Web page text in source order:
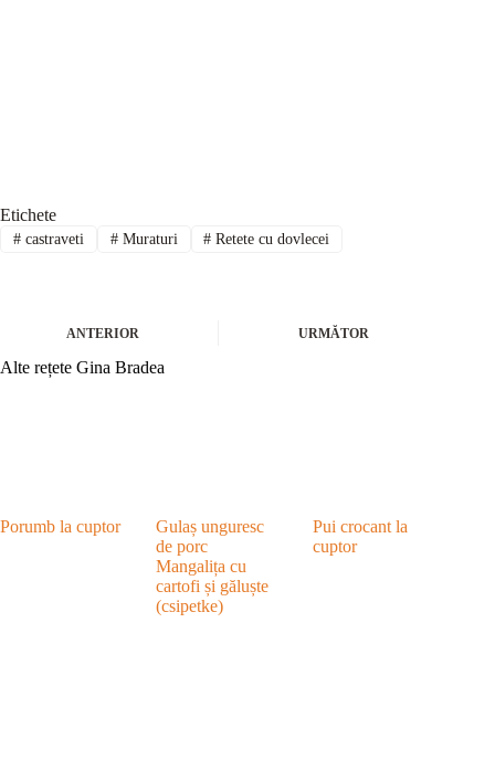
Etichete
#castraveti #Muraturi # Retete cu dovlecei
ANTERIOR URMĂTOR
Alte rețete Gina Bradea
Porumb la cuptor
Gulaș unguresc
de porc
Mangalița cu
cartofi și găluște
(csipetke)
Pui crocant la
cuptor